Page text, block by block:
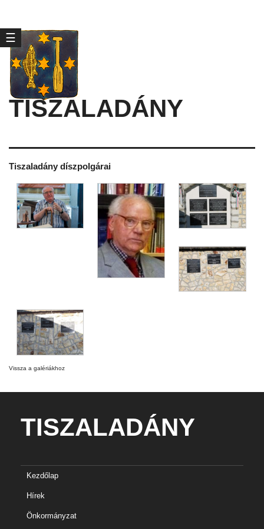
TISZALADÁNY
☰
Tiszaladány díszpolgárai
Vissza a galériákhoz
TISZALADÁNY
Kezdőlap
Hírek
Önkormányzat